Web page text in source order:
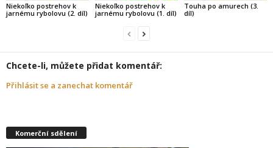
Niekoľko postrehov k
jarnému rybolovu (2. díl)
Niekoľko postrehov k
jarnému rybolovu (1. díl)
Touha po amurech (3.
díl)
Chcete-li, můžete přidat komentář:
Přihlásit se a zanechat komentář
Komerční sdělení